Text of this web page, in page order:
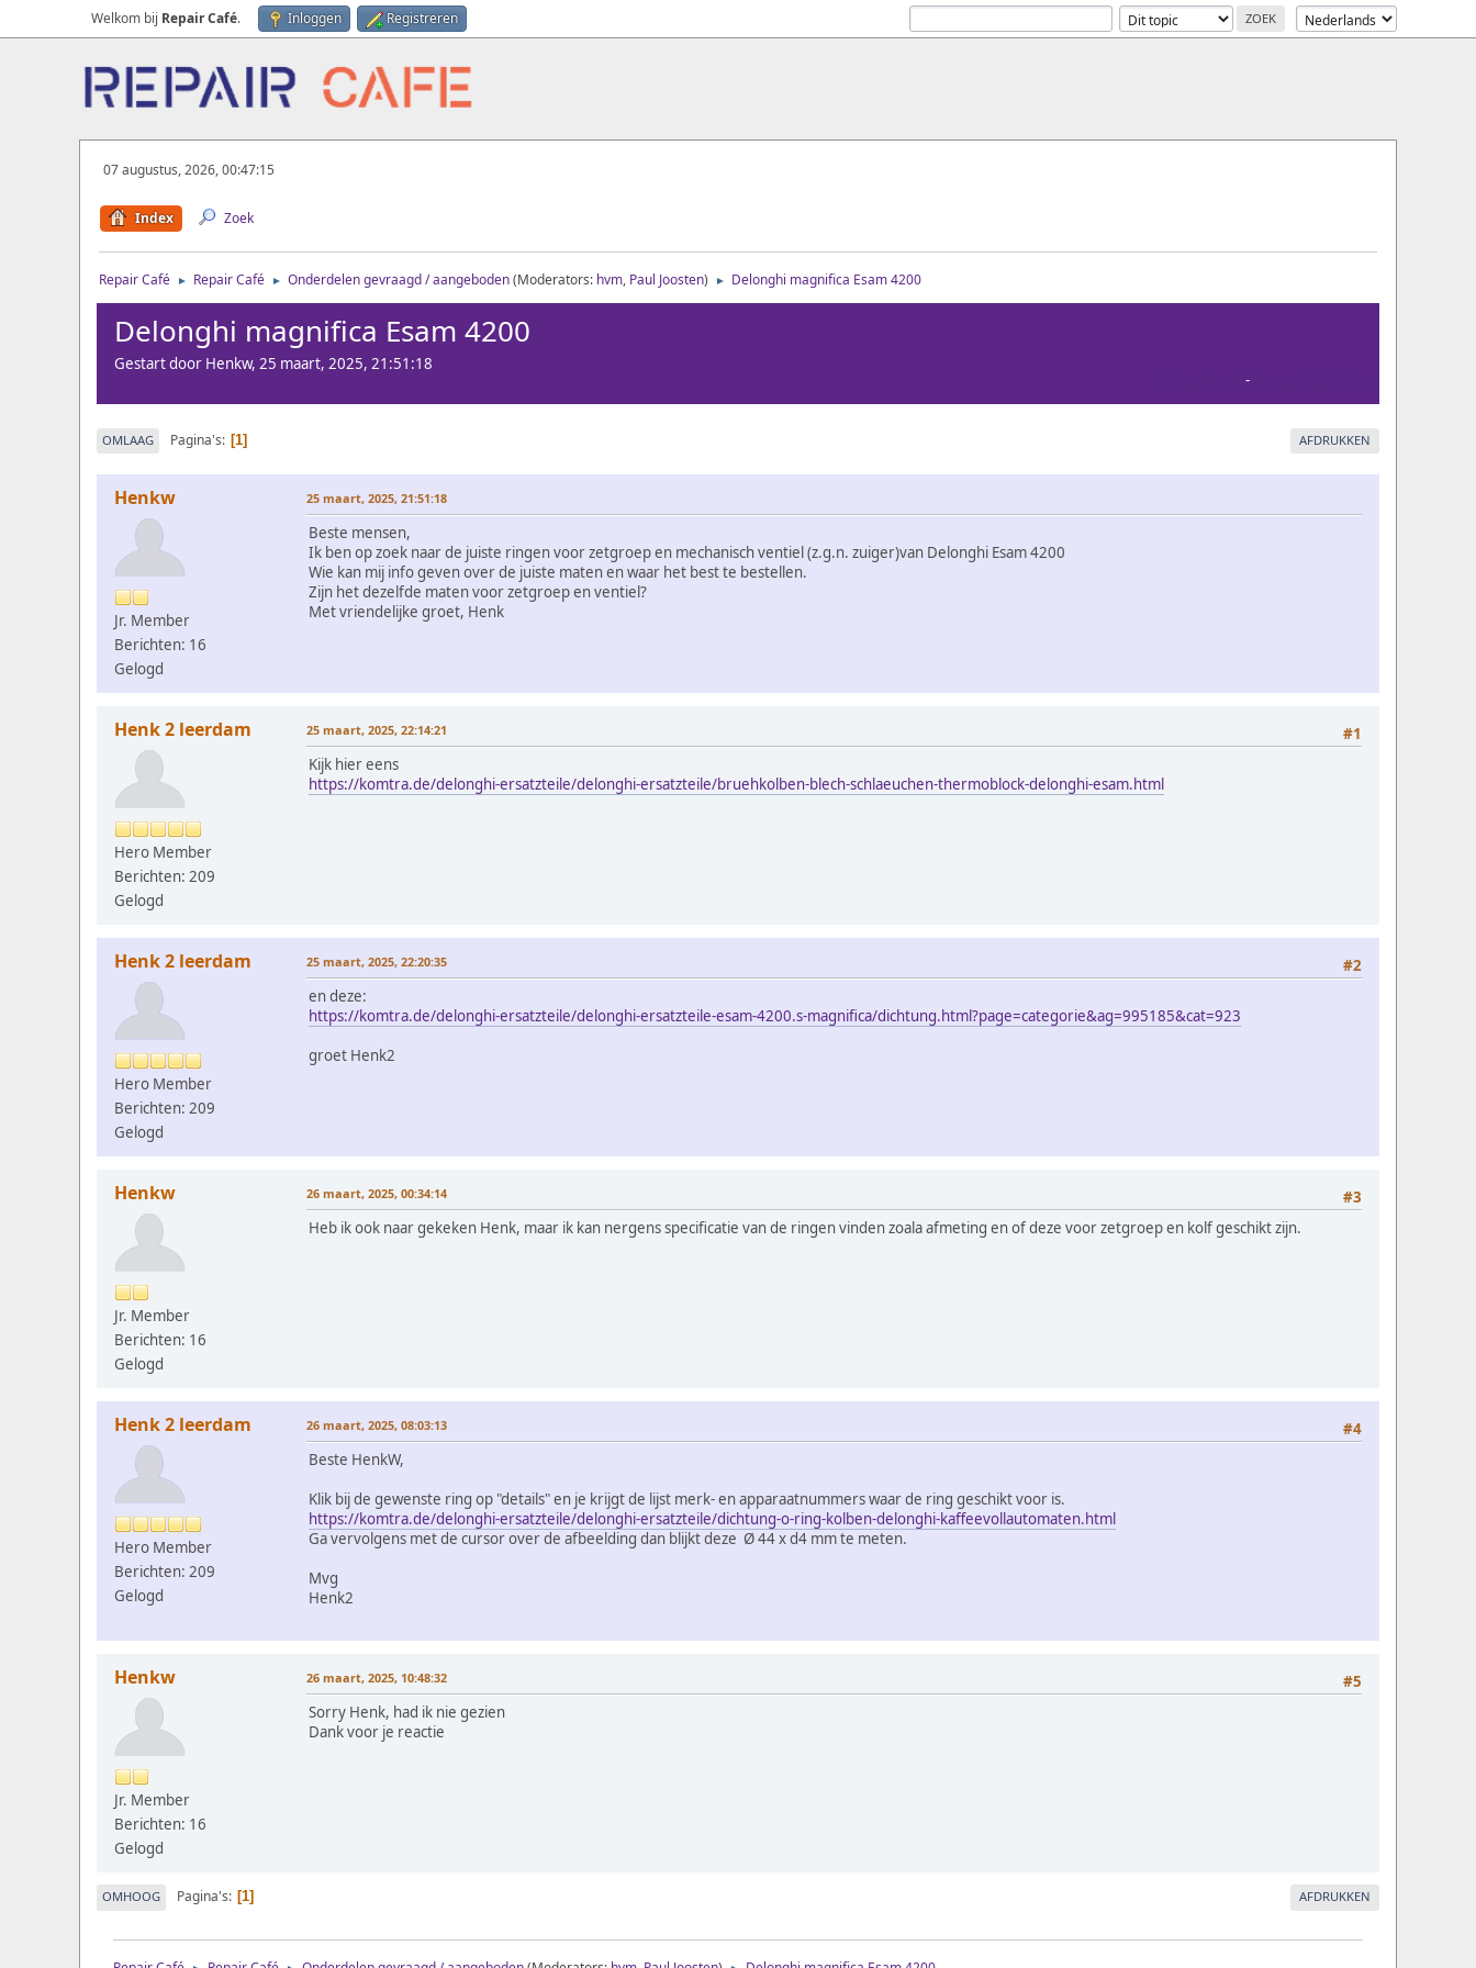
Welkom bij Repair Café. Inloggen Registreren
07 augustus, 2026, 00:47:15
Index Zoek
Repair Café ► Repair Café ► Onderdelen gevraagd / aangeboden(Moderators: hvm, Paul Joosten) ► Delonghi magnifica Esam 4200
Delonghi magnifica Esam 4200
Gestart door Henkw, 25 maart, 2025, 21:51:18
-
AFDRUKKEN
OMLAAG Pagina's 1
Henkw
Jr. Member
Berichten: 16
Gelogd
25 maart, 2025, 21:51:18
Beste mensen,
Ik ben op zoek naar de juiste ringen voor zetgroep en mechanisch ventiel (z.g.n. zuiger)van Delonghi Esam 4200
Wie kan mij info geven over de juiste maten en waar het best te bestellen.
Zijn het dezelfde maten voor zetgroep en ventiel?
Met vriendelijke groet, Henk
Henk 2 leerdam
Hero Member
Berichten: 209
Gelogd
#1
25 maart, 2025, 22:14:21
Kijk hier eens
https://komtra.de/delonghi-ersatzteile/delonghi-ersatzteile/bruehkolben-blech-schlaeuchen-thermoblock-delonghi-esam.html
Henk 2 leerdam
Hero Member
Berichten: 209
Gelogd
#2
25 maart, 2025, 22:20:35
en deze:
https://komtra.de/delonghi-ersatzteile/delonghi-ersatzteile-esam-4200.s-magnifica/dichtung.html?page=categorie&ag=995185&cat=923
groet Henk2
Henkw
Jr. Member
Berichten: 16
Gelogd
#3
26 maart, 2025, 00:34:14
Heb ik ook naar gekeken Henk, maar ik kan nergens specificatie van de ringen vinden zoala afmeting en of deze voor zetgroep en kolf geschikt zijn.
Henk 2 leerdam
Hero Member
Berichten: 209
Gelogd
#4
26 maart, 2025, 08:03:13
Beste HenkW,
Klik bij de gewenste ring op "details" en je krijgt de lijst merk- en apparaatnummers waar de ring geschikt voor is.
https://komtra.de/delonghi-ersatzteile/delonghi-ersatzteile/dichtung-o-ring-kolben-delonghi-kaffeevollautomaten.html
Ga vervolgens met de cursor over de afbeelding dan blijkt deze Ø 44 x d4 mm te meten.
Mvg
Henk2
Henkw
Jr. Member
Berichten: 16
Gelogd
#5
26 maart, 2025, 10:48:32
Sorry Henk, had ik nie gezien
Dank voor je reactie
AFDRUKKEN
OMHOOG Pagina's 1